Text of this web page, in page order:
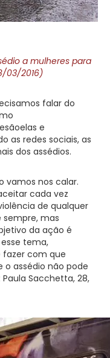
a mulheres para
03/2016)
falar do
e
as redes sociais, as
dos assédios.
vamos nos calar.
cada vez
de qualquer
mas
da ação é
tema,
fazer com que
assédio não pode
Sacchetta, 28,